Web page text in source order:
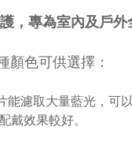
，專為室內及戶外
顏色可供選擇：
能濾取大量藍光，可
效果較好。